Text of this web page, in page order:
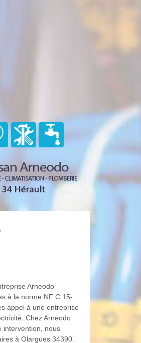
Arneodo
à la norme NF C 15-
appel à une entreprise
Chez Arneodo
intervention, nous
à Olargues 34390.